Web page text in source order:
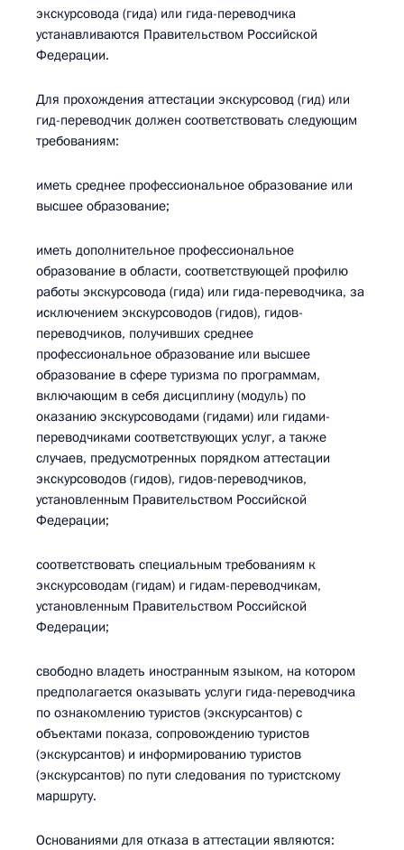
экскурсовода (гида) или гида-переводчика
устанавливаются Правительством Российской
Федерации.
Для прохождения аттестации экскурсовод (гид) или
гид-переводчик должен соответствовать следующим
требованиям:
иметь среднее профессиональное образование или
высшее образование;
иметь дополнительное профессиональное
образование в области, соответствующей профилю
работы экскурсовода (гида) или гида-переводчика, за
исключением экскурсоводов (гидов), гидов-
переводчиков, получивших среднее
профессиональное образование или высшее
образование в сфере туризма по программам,
включающим в себя дисциплину (модуль) по
оказанию экскурсоводами (гидами) или гидами-
переводчиками соответствующих услуг, а также
случаев, предусмотренных порядком аттестации
экскурсоводов (гидов), гидов-переводчиков,
установленным Правительством Российской
Федерации;
соответствовать специальным требованиям к
экскурсоводам (гидам) и гидам-переводчикам,
установленным Правительством Российской
Федерации;
свободно владеть иностранным языком, на котором
предполагается оказывать услуги гида-переводчика
по ознакомлению туристов (экскурсантов) с
объектами показа, сопровождению туристов
(экскурсантов) и информированию туристов
(экскурсантов) по пути следования по туристскому
маршруту.
Основаниями для отказа в аттестации являются: